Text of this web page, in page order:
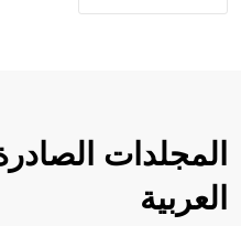
المجلدات
العربية